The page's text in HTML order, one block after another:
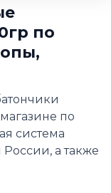
по
по
система
а также